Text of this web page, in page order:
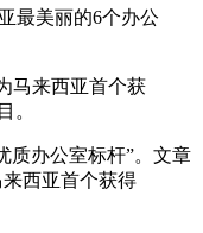
最美丽的6个办公
马来西亚首个获
。
质办公室标杆”。文章
西亚首个获得